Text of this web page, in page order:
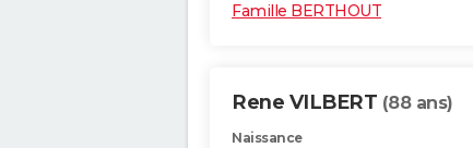
Famille BERTHOUT
Rene VILBERT (88 ans)
Naissance